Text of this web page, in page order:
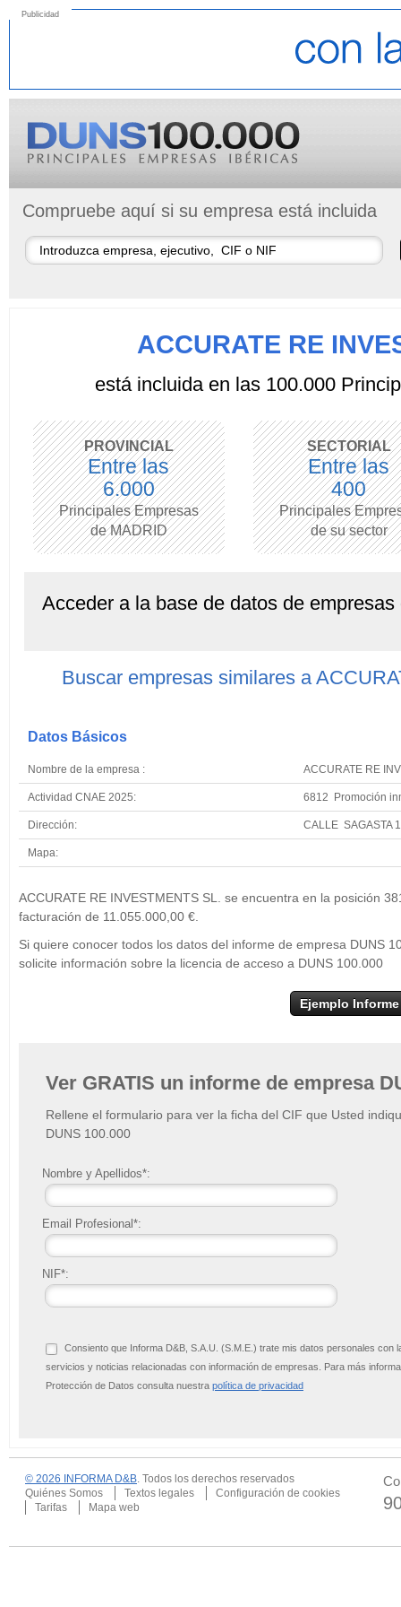
Publicidad
Compruebe aquí si su empresa está incluida
ACCURATE RE
está incluida en las 100.000
PROVINCIAL
Entre las
6.000
Principales Empresas
de MADRID
SECTORIAL
Entre las
400
Principales
de su sector
Acceder a la base de datos de
Buscar empresas similares a
Datos Básicos
Nombre de la empresa : ACCURATE RE
Actividad CNAE 2025: 6812 Promoción
Dirección: CALLE SAGASTA
Mapa:
−
ACCURATE RE INVESTMENTS SL. se encuentra en la posición
facturación de 11.055.000,00 €.
Si quiere conocer todos los datos del informe de empresa DUNS
solicite información sobre la licencia de acceso a DUNS 100.000
Ejemplo Informe
Ver GRATIS un informe de empresa
Rellene el formulario para ver la ficha del CIF que Usted
DUNS 100.000
Nombre y Apellidos*:
Email Profesional*:
NIF*:
Consiento que Informa D&B, S.A.U. (S.M.E.) trate mis datos personales
servicios y noticias relacionadas con información de empresas. Para más
Protección de Datos consulta nuestra política de privacidad
© 2026 INFORMA D&B. Todos los derechos reservados
Quiénes Somos
Textos legales
Configuración de cookies
Tarifas
Mapa web